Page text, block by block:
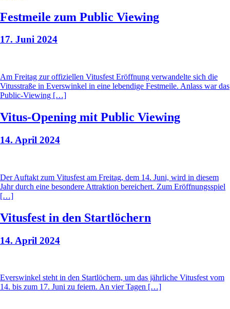
Festmeile zum Public Viewing
17. Juni 2024
Am Freitag zur offiziellen Vitusfest Eröffnung verwandelte sich die
Vitusstraße in Everswinkel in eine lebendige Festmeile. Anlass war das
Public-Viewing […]
Vitus-Opening mit Public Viewing
14. April 2024
Der Auftakt zum Vitusfest am Freitag, dem 14. Juni, wird in diesem
Jahr durch eine besondere Attraktion bereichert. Zum Eröffnungsspiel
[…]
Vitusfest in den Startlöchern
14. April 2024
Everswinkel steht in den Startlöchern, um das jährliche Vitusfest vom
14. bis zum 17. Juni zu feiern. An vier Tagen […]